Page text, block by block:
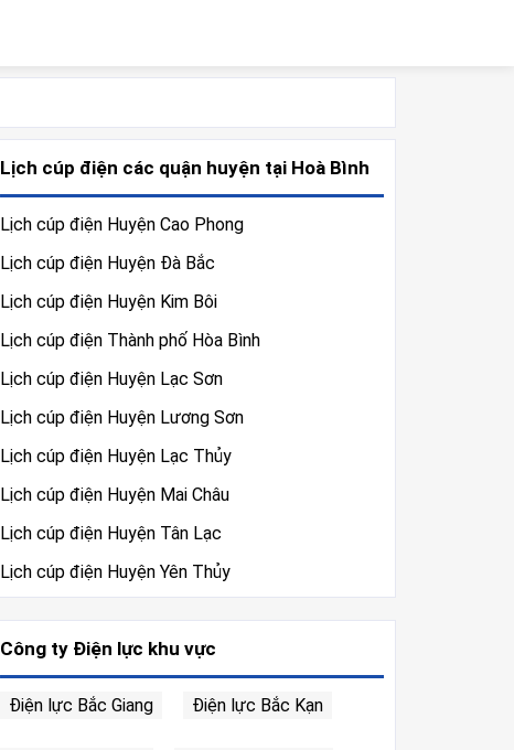
Lịch cúp điện các quận huyện tại Hoà Bình
Lịch cúp điện Huyện Cao Phong
Lịch cúp điện Huyện Đà Bắc
Lịch cúp điện Huyện Kim Bôi
Lịch cúp điện Thành phố Hòa Bình
Lịch cúp điện Huyện Lạc Sơn
Lịch cúp điện Huyện Lương Sơn
Lịch cúp điện Huyện Lạc Thủy
Lịch cúp điện Huyện Mai Châu
Lịch cúp điện Huyện Tân Lạc
Lịch cúp điện Huyện Yên Thủy
Công ty Điện lực khu vực
Điện lực Bắc Giang Điện lực Bắc Kạn